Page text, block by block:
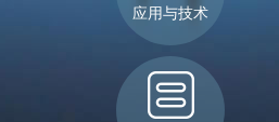
应用与技术